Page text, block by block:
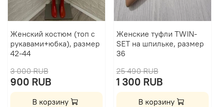
Женский костюм (топ с
рукавами+юбка), размер
42-44
3 000 RUB
900 RUB
В корзину
Женские туфли TWIN-
SET на шпильке, размер
36
25 490 RUB
1 300 RUB
В корзину